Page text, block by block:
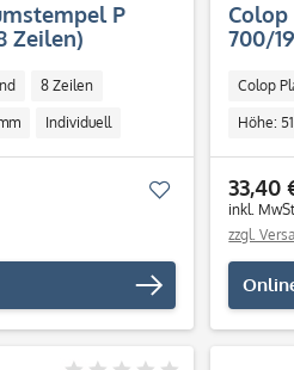
P
Zeilen)
8 Zeilen
Individuell
Merken
700/
Colop
Höhe:
33,40
inkl.
zzgl.